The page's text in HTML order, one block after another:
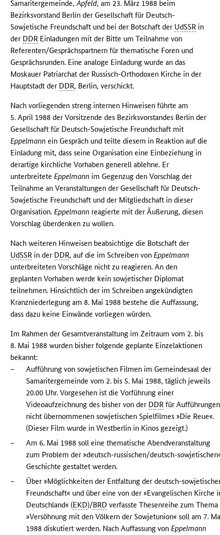
Samaritergemeinde,Apfeld, am 23. März 1988 beim
Bezirksvorstand Berlin der Gesellschaft für Deutsch-
Sowjetische Freundschaft und bei der Botschaft der UdSSR in
der DDR Einladungen mit der Bitte um Teilnahme von
Referenten/Gesprächspartnern für thematische Foren und
Gesprächsrunden. Eine analoge Einladung wurde an das
Moskauer Patriarchat der Russisch-Orthodoxen Kirche in der
Hauptstadt der DDR, Berlin, verschickt.
Nach vorliegenden streng internen Hinweisen führte am
5. April 1988 der Vorsitzende des Bezirksvorstandes Berlin der
Gesellschaft für Deutsch-Sowjetische Freundschaft mit
Eppelmann ein Gespräch und teilte diesem in Reaktion auf die
Einladung mit, dass seine Organisation eine Einbeziehung in
derartige kirchliche Vorhaben generell ablehne. Er
unterbreiteteEppelmann im Gegenzug den Vorschlag der
Teilnahme an Veranstaltungen der Gesellschaft für Deutsch-
Sowjetische Freundschaft und der Mitgliedschaft in dieser
Organisation.Eppelmann reagierte mit der Äußerung, diesen
Vorschlag überdenken zu wollen.
Nach weiteren Hinweisen beabsichtige die Botschaft der
UdSSR in der DDR, auf die im Schreiben vonEppelmann
unterbreiteten Vorschläge nicht zu reagieren. An den
geplanten Vorhaben werde kein sowjetischer Diplomat
teilnehmen. Hinsichtlich der im Schreiben angekündigten
Kranzniederlegung am 8. Mai 1988 bestehe die Auffassung,
dass dazu keine Einwände vorliegen würden.
Im Rahmen der Gesamtveranstaltung im Zeitraum vom 2. bis
8. Mai 1988 wurden bisher folgende geplante Einzelaktionen
bekannt:
–
Aufführung von sowjetischen Filmen im Gemeindesaal der
Samaritergemeinde vom 2. bis 5. Mai 1988, täglich jeweils
20.00 Uhr. Vorgesehen ist die Vorführung einer
Videoaufzeichnung des bisher von der DDR für Aufführungen
nicht übernommenen sowjetischen Spielfilmes »Die Reue«.
(Dieser Film wurde in Westberlin in Kinos gezeigt.)
–
Am 6. Mai 1988 soll eine thematische Abendveranstaltung
zum Problem der »deutsch-russischen/deutsch-
Geschichte gestaltet werden.
–
Über »Möglichkeiten der Entfaltung der deutsch-
Freundschaft« und über eine von der »Evangelischen Kirche
Deutschland« (EKD)/BRD verfasste Thesenreihe zum Thema
»Versöhnung mit den Völkern der Sowjetunion« soll am 7.
1988 diskutiert werden. Nach Auffassung vonEppelmann